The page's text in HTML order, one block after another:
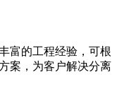
富的工程经验，可根
案，为客户解决分离